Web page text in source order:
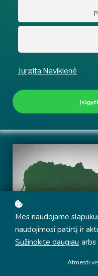
Jurgita Navikienė
Mes naudojame
naudojimosi patirtį ir
Sužinokite daugiau arbs
Atmesti